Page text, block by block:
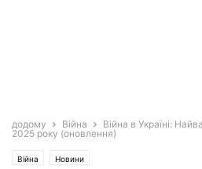
додому Війна
Війна в Україні:
2025 року (оновлення)
Війна Новини